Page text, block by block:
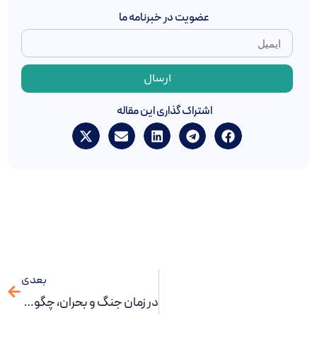
عضویت در خبرنامه ما
ارسال
اشتراک گذاری این مقاله
بعدی
در زمان جنگ و بحران، چگونه با BPM و BPMS، سازمانی تاب‌آور بسازیم؟